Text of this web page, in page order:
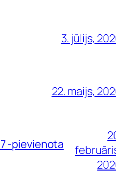
3. jūlijs,
22. maijs,
-pievienota